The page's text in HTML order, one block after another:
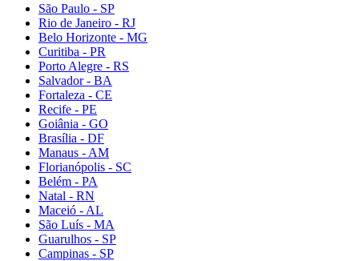
São Paulo - SP
Rio de Janeiro - RJ
Belo Horizonte - MG
Curitiba - PR
Porto Alegre - RS
Salvador - BA
Fortaleza - CE
Recife - PE
Goiânia - GO
Brasília - DF
Manaus - AM
Florianópolis - SC
Belém - PA
Natal - RN
Maceió - AL
São Luís - MA
Guarulhos - SP
Campinas - SP